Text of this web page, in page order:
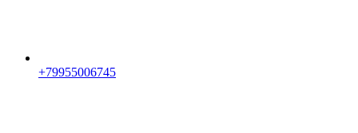
+79955006745